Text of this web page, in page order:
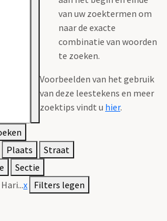
van uw zoektermen om
naar de exacte
combinatie van woorden
te zoeken.
Voorbeelden van het gebruik
van deze leestekens en meer
zoektips vindt u hier.
Plaats
Straat
Sectie
x Filters legen